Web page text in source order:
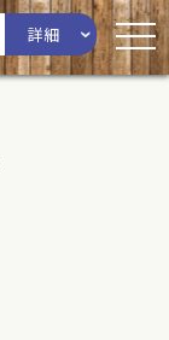
詳細